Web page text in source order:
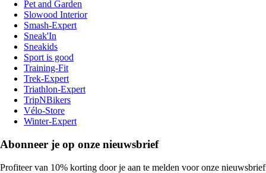
Pet and Garden
Slowood Interior
Smash-Expert
Sneak'In
Sneakids
Sport is good
Training-Fit
Trek-Expert
Triathlon-Expert
TripNBikers
Vélo-Store
Winter-Expert
Abonneer je op onze nieuwsbrief
Profiteer van 10% korting door je aan te melden voor onze nieuwsbrief